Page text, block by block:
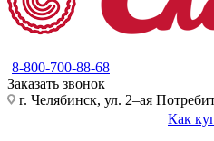
8-800-700-88-68
Заказать звонок
г. Челябинск, ул. 2–ая
Как